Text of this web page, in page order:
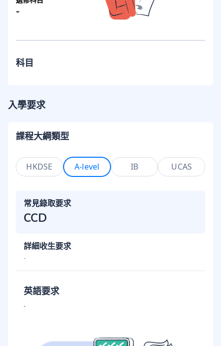
-
科目
入學要求
課程大綱類型
HKDSE A-level IB UCAS
常見錄取要求
CCD
詳細收生要求
-
英語要求
-